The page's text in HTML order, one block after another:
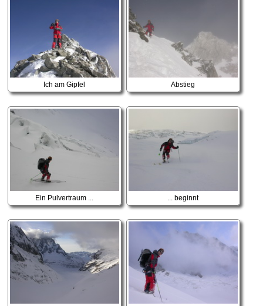
Ich am Gipfel Abstieg
Ein Pulvertraum ... ... beginnt